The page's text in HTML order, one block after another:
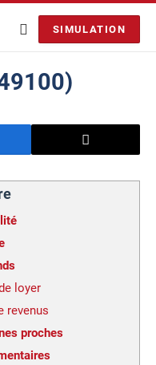
SIMULATION
loyer
revenus
proches